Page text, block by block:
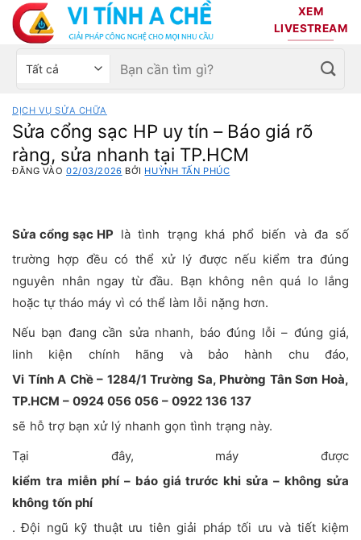
Bỏ
qua
nội
dung
XEM
LIVESTREAM
Chọn
sản
phẩm
Tìm
kiếm:
DỊCH VỤ SỬA CHỮA
Sửa cổng sạc HP uy tín – Báo giá rõ
ràng, sửa nhanh tại TP.HCM
ĐĂNG VÀO02/03/2026 BỞI HUỲNH TẤN PHÚC
Sửa cổng sạc HP là tình trạng khá phổ biến và đa số
trường hợp đều có thể xử lý được nếu kiểm tra đúng
nguyên nhân ngay từ đầu. Bạn không nên quá lo lắng
hoặc tự tháo máy vì có thể làm lỗi nặng hơn.
Nếu bạn đang cần sửa nhanh, báo đúng lỗi – đúng giá,
linh kiện chính hãng và bảo hành chu đáo,
Vi Tính A Chề – 1284/1 Trường Sa, Phường Tân Sơn Hoà,
TP.HCM – 0924 056 056 – 0922 136 137
sẽ hỗ trợ bạn xử lý nhanh gọn tình trạng này.
Tại đây, máy được
kiểm tra miễn phí – báo giá trước khi sửa – không sửa
không tốn phí
. Đội ngũ kỹ thuật ưu tiên giải pháp tối ưu và tiết kiệm